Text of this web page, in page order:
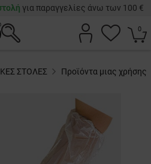
για παραγγελίες άνω των 100 €
0
ΣΤΟΛΕΣ Προϊόντα μιας χρήσης